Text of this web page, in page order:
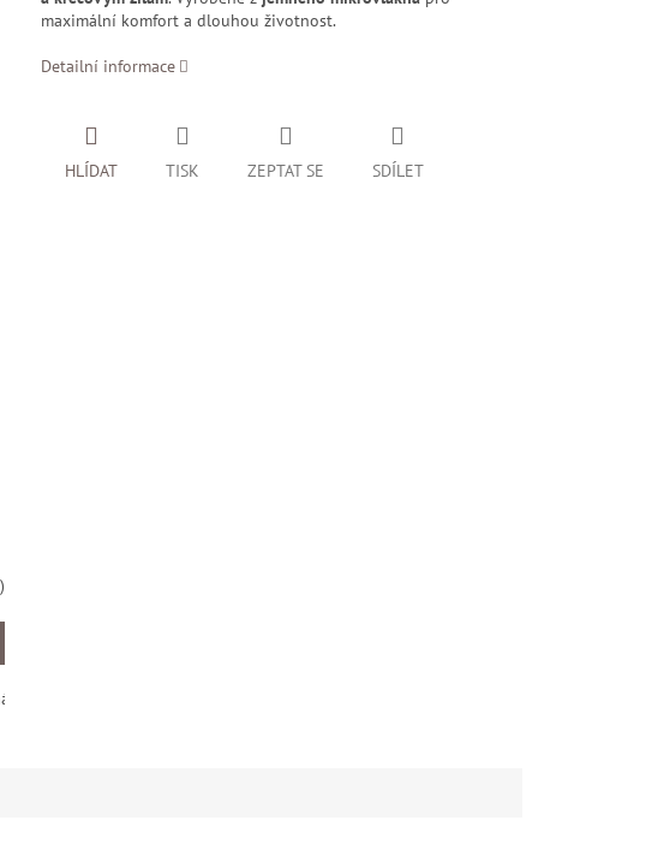
maximální komfort a dlouhou životnost.
Detailní informace
TISK ZEPTAT SE
HLÍDAT SDÍLET
)
| Uzavřená